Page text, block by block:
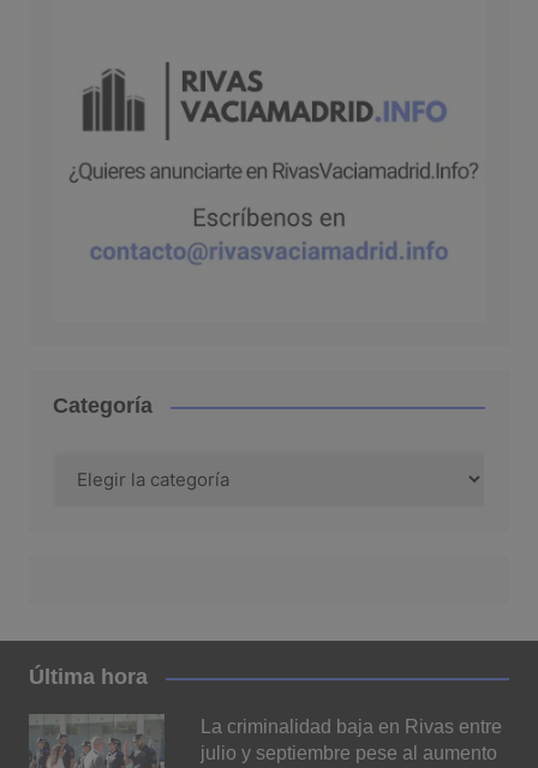
Categoría
Última hora
La criminalidad baja en Rivas entre
julio y septiembre pese al aumento